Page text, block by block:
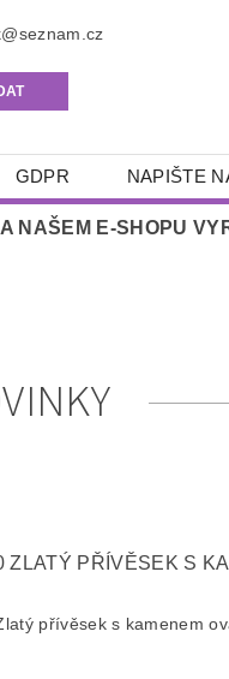
GDPR NAPIŠTE
E-SHOPU
ZLATÝ PŘÍVĚSEK S
přívěsek s kamenem